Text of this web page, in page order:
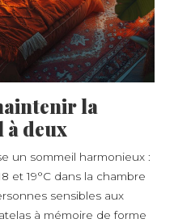
la
à deux
un sommeil harmonieux :
et 19°C dans la chambre
sensibles aux
à mémoire de forme